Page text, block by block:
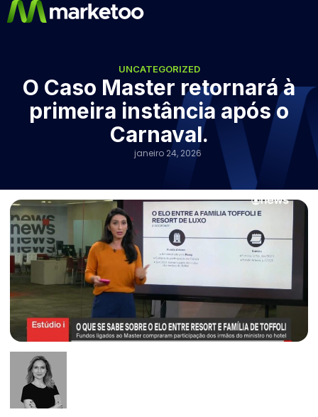
UNCATEGORIZED
O Caso Master retornará à
primeira instância após o
Carnaval.
janeiro 24, 2026